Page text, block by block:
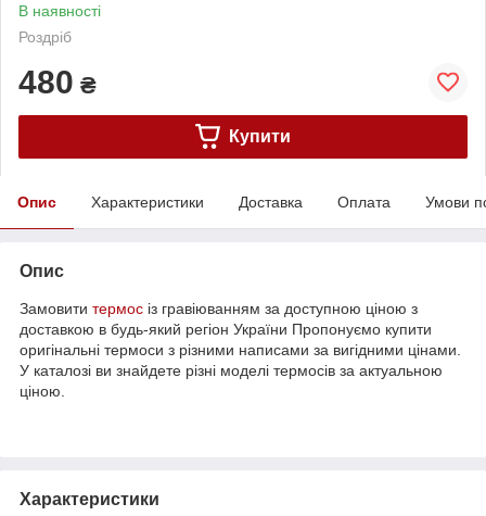
В наявності
Роздріб
480 ₴
Купити
Опис Характеристики Доставка Оплата Умови
Опис
Замовити термос із гравіюванням за доступною ціною з
доставкою в будь-який регіон України Пропонуємо купити
оригінальні термоси з різними написами за вигідними цінами.
У каталозі ви знайдете різні моделі термосів за актуальною
ціною.
Характеристики